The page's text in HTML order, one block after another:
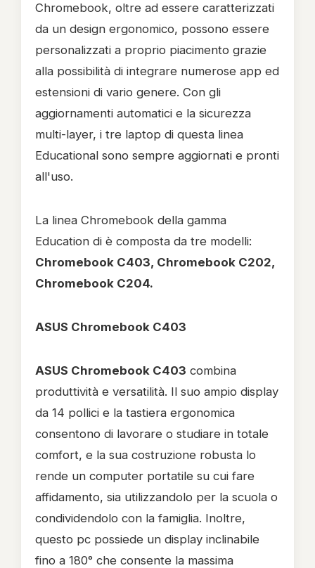
Chromebook, oltre ad essere caratterizzati
da un design ergonomico, possono essere
personalizzati a proprio piacimento grazie
alla possibilità di integrare numerose app ed
estensioni di vario genere. Con gli
aggiornamenti automatici e la sicurezza
multi-layer, i tre laptop di questa linea
Educational sono sempre aggiornati e pronti
all'uso.
La linea Chromebook della gamma
Education di è composta da tre modelli:
Chromebook C403, Chromebook C202,
Chromebook C204.
ASUS Chromebook C403
ASUS Chromebook C403 combina
produttività e versatilità. Il suo ampio display
da 14 pollici e la tastiera ergonomica
consentono di lavorare o studiare in totale
comfort, e la sua costruzione robusta lo
rende un computer portatile su cui fare
affidamento, sia utilizzandolo per la scuola o
condividendolo con la famiglia. Inoltre,
questo pc possiede un display inclinabile
fino a 180° che consente la massima